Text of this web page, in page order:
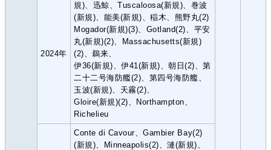
2024年
規)、迅鯨、Tuscaloosa(新規)、巻波
(新規)、能美(新規)、稲木、熊野丸(2)
Mogador(新規)(3)、Gotland(2)、平安
丸(新規)(2)、Massachusetts(新規)
(2)、鵜来、
伊36(新規)、伊41(新規)、朝日(2)、第
二十二号海防艦(2)、第四号海防艦、
玉波(新規)、天霧(2)、
Gloire(新規)(2)、Northampton、
Richelieu
Conte di Cavour、Gambier Bay(2)
(新規)、Minneapolis(2)、漣(新規)、